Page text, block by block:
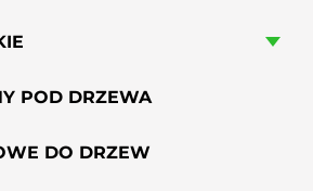
POD DRZEWA
DO DRZEW